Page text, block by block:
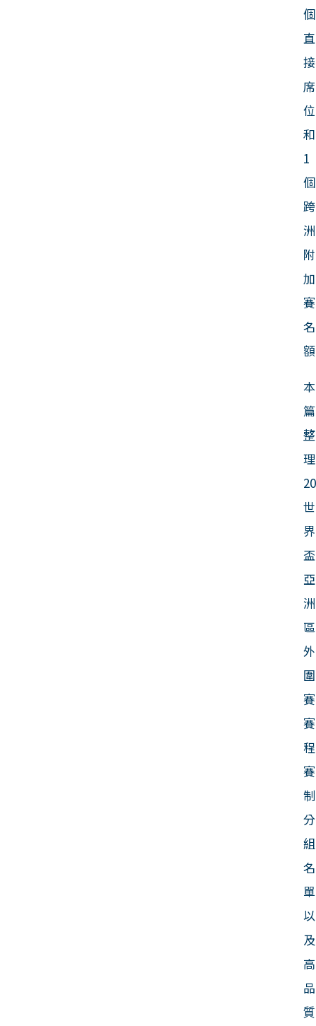
個
直
接
席
位
和
1
個
跨
洲
附
加
賽
名
本
篇
整
理
世
界
盃
亞
洲
區
外
圍
賽
賽
賽
分
組
名
以
及
高
品
質